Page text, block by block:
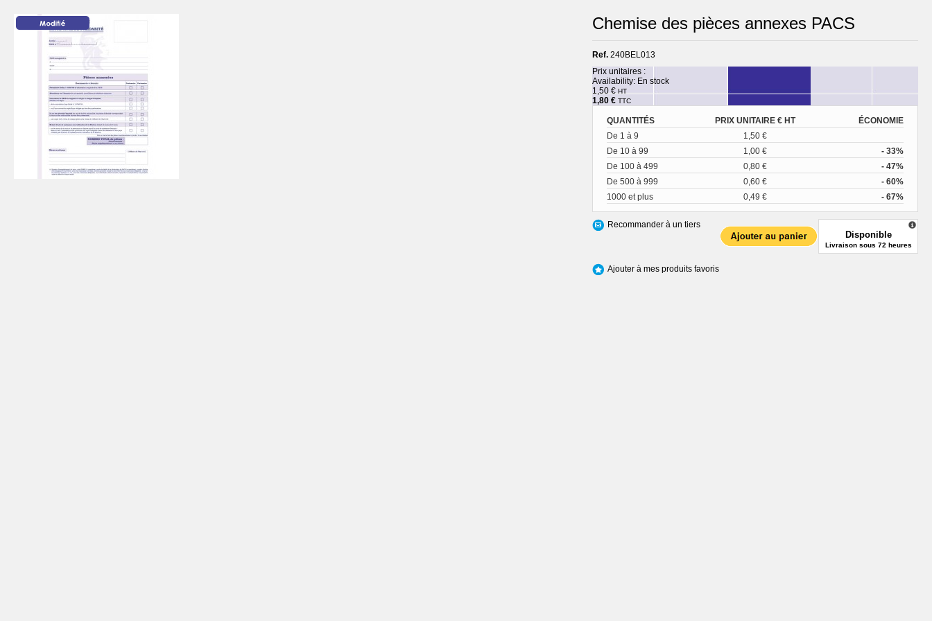
Chemise des pièces annexes PACS
Ref. 240BEL013
Prix unitaires :
Availability: En stock
1,50 € HT
1,80 € TTC
QUANTITÉS PRIX UNITAIRE € HT
ÉCONOMIE
De 1 à 9
1,50 €
De 10 à 99
1,00 €
- 33%
De 100 à 499
0,80 €
- 47%
De 500 à 999
0,60 €
- 60%
1000 et plus
0,49 € - 67%
Disponible
Livraison sous 72 heures
Recommander à un tiers
Ajouter à mes produits favoris